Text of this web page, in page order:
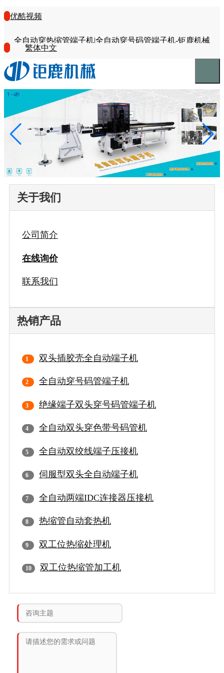
优酷视频
全自动穿热缩管端子机|全自动穿号码管端子机-钜鹿机械
繁体中文
关于我们
公司简介
在线询价
联系我们
热销产品
双头插胶壳全自动端子机
全自动穿号码管端子机
绝缘端子双头穿号码管端子机
全自动双头穿色带号码管机
全自动双绞线端子压接机
伺服型双头全自动端子机
全自动两端IDC连接器压接机
热缩管自动套热机
双工位热缩处理机
双工位热缩管加工机